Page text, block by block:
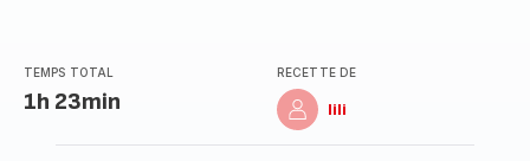
TEMPS TOTAL
1h 23min
RECETTE DE
lili